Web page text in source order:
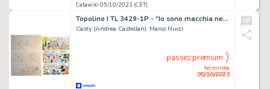
Catawiki 05/10/2023 (CET)
Topolino I TL 3429-1P - “Io sono macchia nera” - Signed Original Comic Page by Casty - page 29 - (2021)
Casty (Andrea Castellan), Marco Nucci
terminée
05/10/2023
passez premium